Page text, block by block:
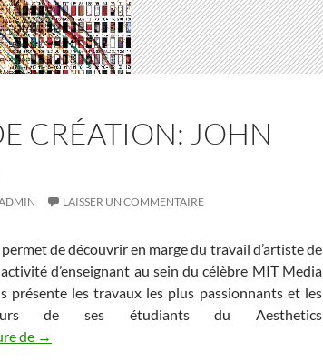
CRÉATION: JOHN
LAISSER UN COMMENTAIRE
de découvrir en marge du travail d’artiste de
d’enseignant au sein du célèbre MIT Media
présente les travaux les plus passionnants et les
de ses étudiants du Aesthetics
de Code de création: John Maeda
→